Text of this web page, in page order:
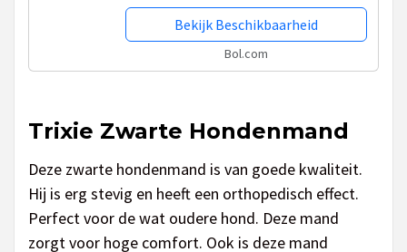
Bekijk Beschikbaarheid
Bol.com
Trixie Zwarte Hondenmand
Deze zwarte hondenmand is van goede kwaliteit.
Hij is erg stevig en heeft een orthopedisch effect.
Perfect voor de wat oudere hond. Deze mand
zorgt voor hoge comfort. Ook is deze mand